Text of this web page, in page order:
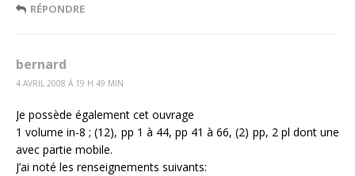
RÉPONDRE
bernard
4 AVRIL 2008 Á 19 H 49 MIN
Je possède également cet ouvrage
1 volume in-8 ; (12), pp 1 à 44, pp 41 à 66, (2) pp, 2 pl dont une
avec partie mobile.
J’ai noté les renseignements suivants: